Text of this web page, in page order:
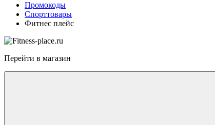
Промокоды
Спорттовары
Фитнес плейс
Перейти в магазин